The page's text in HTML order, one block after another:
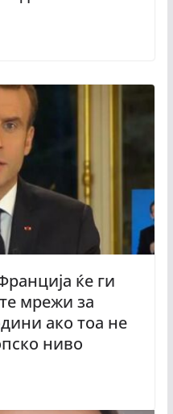
ќе ги
мрежи за
ако тоа не
ниво